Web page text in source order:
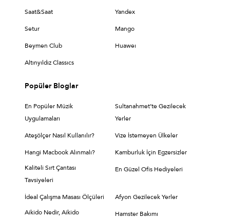
Saat&Saat Yandex
Setur Mango
Beymen Club Huaweı
Altınyıldız Classıcs
Popüler Bloglar
En Popüler Müzik
Uygulamaları
Sultanahmet’te Gezilecek
Yerler
Ateşölçer Nasıl Kullanılır? Vize İstemeyen Ülkeler
Hangi Macbook Alınmalı?
Kamburluk İçin Egzersizler
Kaliteli Sırt Çantası
Tavsiyeleri
En Güzel Ofis Hediyeleri
İdeal Çalışma Masası Ölçüleri
Afyon Gezilecek Yerler
Aikido Nedir, Aikido
Hamster Bakımı